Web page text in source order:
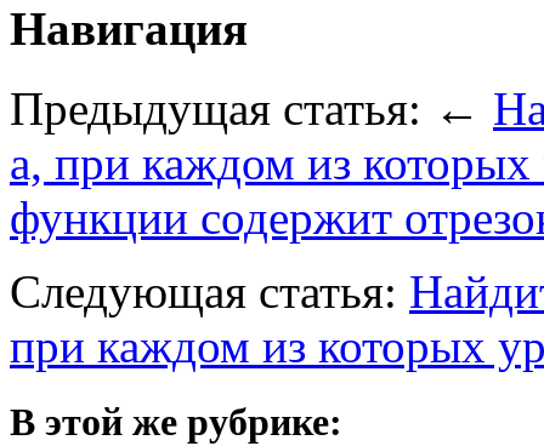
Навигация
Предыдущая статья: ←
а, при каждом из
функции содержит
Следующая статья:
при каждом из которых
В этой же рубрике: